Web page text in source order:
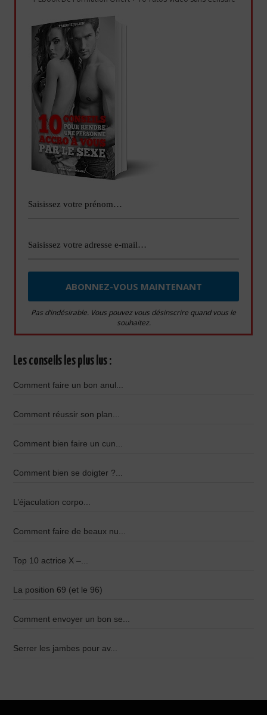
Pas d’indésirable. Vous pouvez vous désinscrire quand vous le
souhaitez.
Les conseils les plus lus :
Comment faire un bon anul...
Comment réussir son plan...
Comment bien faire un cun...
Comment bien se doigter ?...
L’éjaculation corpo...
Comment faire de beaux nu...
Top 10 actrice X –...
La position 69 (et le 96)
Comment envoyer un bon se...
Serrer les jambes pour av...